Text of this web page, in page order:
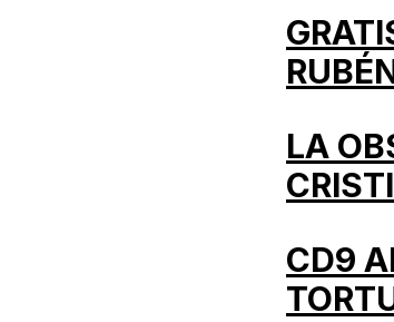
LA
CD9